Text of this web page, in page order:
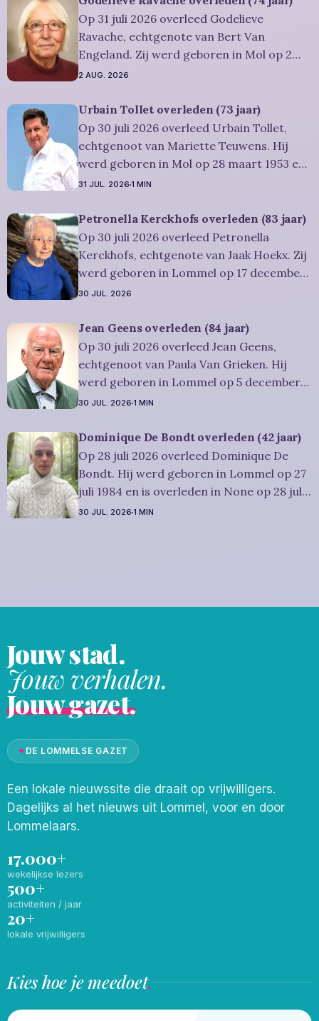
uitvaartdienst zal in besloten kring
plaatshebben. U kan Miet
Op 31 juli 2026 overleed Godelieve
Ravache, echtgenote van Bert Van
Engeland. Zij werd geboren in Mol op 2
juni 1952 en is overleden in Lommel op 31
werd 74 jaar. Rouwbericht Severens: De
afscheidsviering heeft plaats in besloten
kring. U kan
2 AUG. 2026
Urbain Tollet overleden (73 jaar)
Op 30 juli 2026 overleed Urbain Tollet,
echtgenoot van Mariette Teuwens. Hij
werd geboren in Mol op 28 maart 1953 en
is overleden in Overpelt op 30 juli 2026. Hij
jaar. Rouwbericht Severens: De
afscheidsviering van Urbain waarop u
vriendelijk wordt uitgenodigd, zal
31 JUL. 2026 1 MIN
Petronella Kerckhofs overleden (83 jaar)
Op 30 juli 2026 overleed Petronella
Kerckhofs, echtgenote van Jaak Hoekx. Zij
werd geboren in Lommel op 17 december
1942 en is overleden in Overpelt op 30 juli
werd 83 jaar. Rouwbericht Severens: De
afscheidsplechtígheid van Irène zal
plaatsvinden in intieme kring. Condoleren
30 JUL. 2026
Jean Geens overleden (84 jaar)
Op 30 juli 2026 overleed Jean Geens,
echtgenoot van Paula Van Grieken. Hij
werd geboren in Lommel op 5 december
1941 en is overleden in Mol op 30 juli 2026.
jaar. Rouwbericht Dries-Hulsmans:
Plechtigheid: U wordt vriendelijk
uitgenodigd om samen met
30 JUL. 2026 1 MIN
Dominique De Bondt overleden (42 jaar)
Op 28 juli 2026 overleed Dominique De
Bondt. Hij werd geboren in Lommel op 27
juli 1984 en is overleden in None op 28 juli
2026. Hij was woonachtig in Lommel en
30 JUL. 2026 1 MIN
Jouw stad.
Jouw verhalen.
Jouw gazet.
✦DE LOMMELSE GAZET
Een lokale nieuwssite die draait op vrijwilligers.
Dagelijks al het nieuws uit Lommel, voor en door
Lommelaars.
17.000+
wekelijkse lezers
500+
activiteiten / jaar
20+
lokale vrijwilligers
Kies hoe je meedoet.